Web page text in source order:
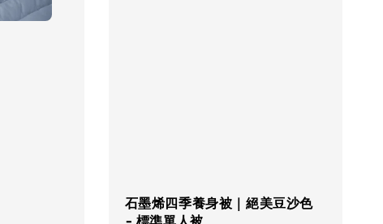
石墨烯四季養身被｜絕美豆沙色
- 標準單人被